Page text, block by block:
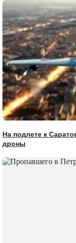
На подлете к
дроны